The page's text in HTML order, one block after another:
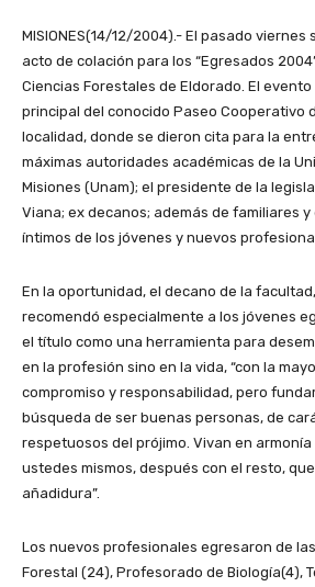
MISIONES(14/12/2004).- El pasado
acto de colación para los “Egresados
Ciencias Forestales de Eldorado. El
principal del conocido Paseo Cooperativo
localidad, donde se dieron cita para la
máximas autoridades académicas de la
Misiones (Unam); el presidente de la
Viana; ex decanos; además de familiares y
íntimos de los jóvenes y nuevos
En la oportunidad, el decano de la facultad,
recomendó especialmente a los jóvenes
el título como una herramienta para
en la profesión sino en la vida, “con la
compromiso y responsabilidad, pero
búsqueda de ser buenas personas, de
respetuosos del prójimo. Vivan en
ustedes mismos, después con el resto,
añadidura”.
Los nuevos profesionales egresaron de
Forestal (24), Profesorado de Biología(4),